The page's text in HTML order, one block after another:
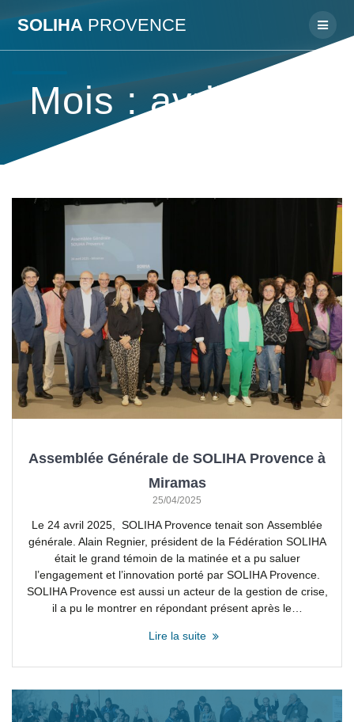
au
SOLIHA PROVENCE
Mois :avril 2025
Assemblée Générale de SOLIHA Provence à
Miramas
25/04/2025
Le 24 avril 2025, SOLIHA Provence tenait son Assemblée
générale. Alain Regnier, président de la Fédération SOLIHA
était le grand témoin de la matinée et a pu saluer
l’engagement et l’innovation porté par SOLIHA Provence.
SOLIHA Provence est aussi un acteur de la gestion de crise,
il a pu le montrer en répondant présent après le…
Lire la suite